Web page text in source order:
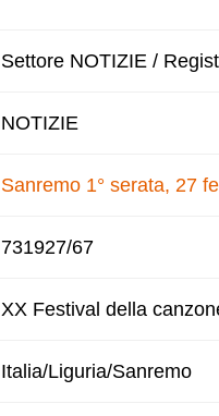
Settore NOTIZIE /
NOTIZIE
Sanremo 1° serata, 27
731927/67
XX Festival della
Italia/Liguria/Sanremo